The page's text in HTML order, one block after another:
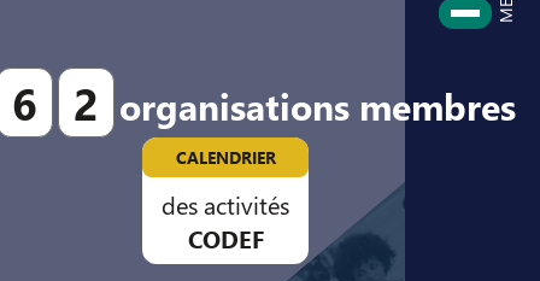
6 2 organisations membres
CALENDRIER
des activités
CODEF